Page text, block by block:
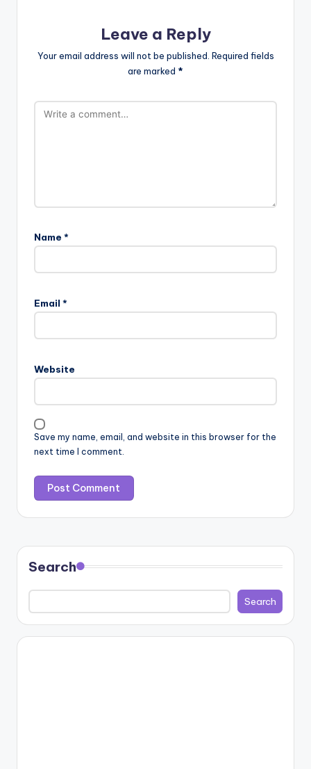
Leave a Reply
Your email address will not be published. Required fields
are marked *
Name *
Email *
Website
Save my name, email, and website in this browser for the
next time I comment.
Search
Search